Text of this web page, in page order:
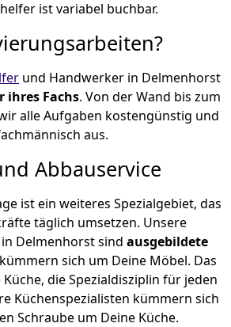
ist variabel buchbar.
und Handwerker in Delmenhorst
ihres Fachs. Von der Wand bis zum
alle Aufgaben kostengünstig und
aus.
Abbauservice
ist ein weiteres Spezialgebiet, das
täglich umsetzen. Unsere
Delmenhorst sind ausgebildete
sich um Deine Möbel. Das
die Spezialdisziplin für jeden
Küchenspezialisten kümmern sich
Schraube um Deine Küche.